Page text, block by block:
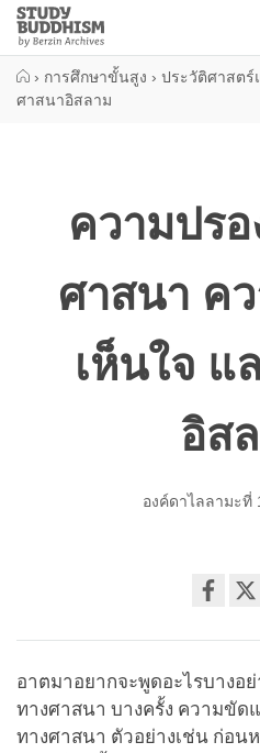
Close
Study
Buddhism
› การศึกษาขั้นสูง › ประวัติศาสต
ศาสนาอิสลาม
ความปร
ศาสนา ค
เห็นใจ แ
อิส
องค์ดาไลลามะที่
on
facebook
อาตมาอยากจะพูดอะไรบางอ
ทางศาสนา บางครั้ง ความขัด
ทางศาสนา ตัวอย่างเช่น ก่อน